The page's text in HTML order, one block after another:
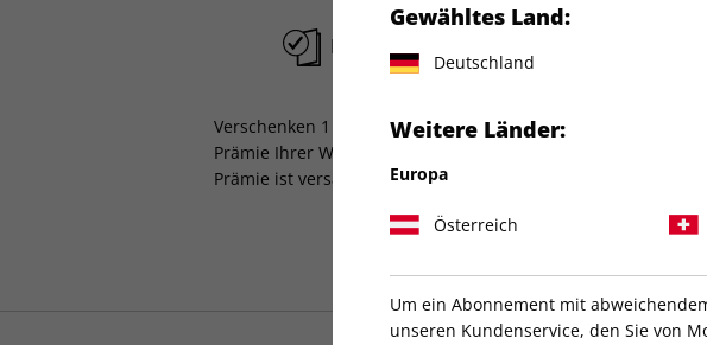
Liefergarantie
Verschenken 1 Jahr GQ und sichern Sie sich als Dankeschön
Prämie Ihrer Wahl. Die Lieferung der Abo-Ausgaben sowie der
Prämie ist versandkostenfrei.
Gewähltes Land:
Deutschland
Weitere Länder:
Europa
Österreich
Um ein Abonnement mit
unseren Kundenservice, den Sie von